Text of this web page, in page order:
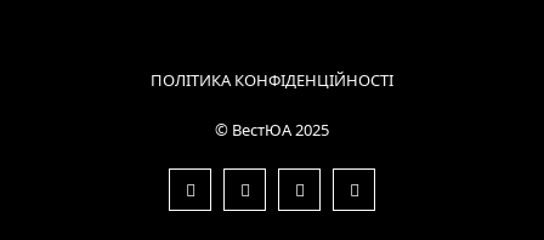
ПОЛІТИКА КОНФІДЕНЦІЙНОСТІ
© ВестЮА 2025